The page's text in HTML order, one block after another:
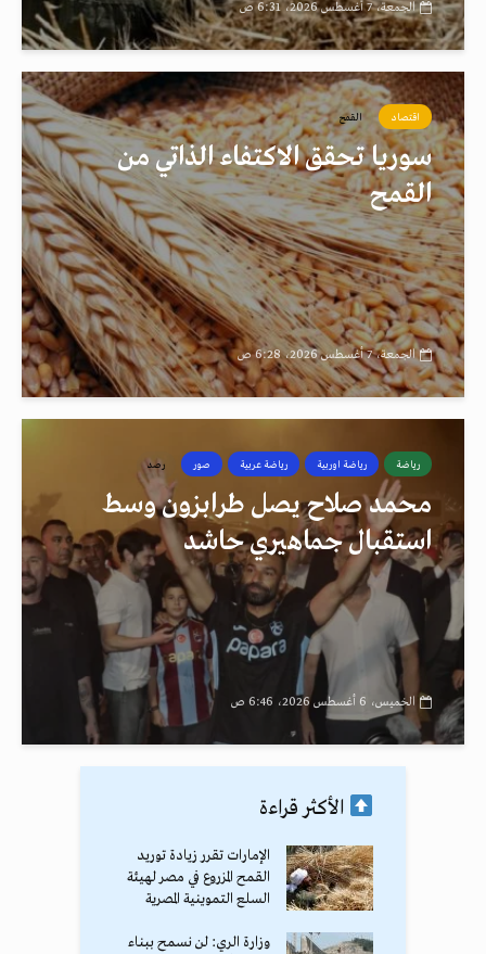
الجمعة، 7 أغسطس 2026، 6:31 ص
اقتصاد القمح
سوريا تحقق الاكتفاء الذاتي من
القمح
الجمعة، 7 أغسطس 2026، 6:28 ص
رياضة رياضة اوربية رياضة عربية صور رصد
محمد صلاح يصل طرابزون وسط
استقبال جماهيري حاشد
الخميس، 6 أغسطس 2026، 6:46 ص
الأكثر قراءة
الإمارات تقرر زيادة توريد
القمح المزروع في مصر لهيئة
السلع التموينية المصرية
وزارة الري: لن نسمح ببناء